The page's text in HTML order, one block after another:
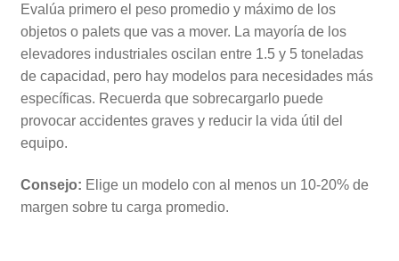
Evalúa primero el peso promedio y máximo de los
objetos o palets que vas a mover. La mayoría de los
elevadores industriales oscilan entre 1.5 y 5 toneladas
de capacidad, pero hay modelos para necesidades más
específicas. Recuerda que sobrecargarlo puede
provocar accidentes graves y reducir la vida útil del
equipo.
Consejo: Elige un modelo con al menos un 10-20% de
margen sobre tu carga promedio.